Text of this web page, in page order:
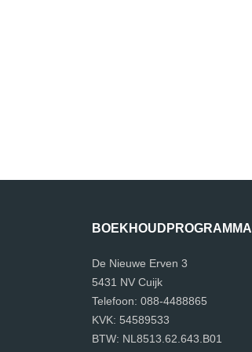
BOEKHOUDPROGRAMMA
De Nieuwe Erven 3
5431 NV Cuijk
Telefoon: 088-4488865
KVK: 54589533
BTW: NL8513.62.643.B01